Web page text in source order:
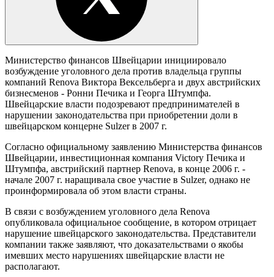
Министерство финансов Швейцарии инициировало
возбуждение уголовного дела против владельца группы
компаний Renova Виктора Вексельберга и двух австрийских
бизнесменов - Ронни Печика и Георга Штумпфа.
Швейцарские власти подозревают предпринимателей в
нарушении законодательства при приобретении доли в
швейцарском концерне Sulzer в 2007 г.
Согласно официальному заявлению Министерства финансов
Швейцарии, инвестиционная компания Victory Печика и
Штумпфа, австрийский партнер Renova, в конце 2006 г. -
начале 2007 г. наращивала свое участие в Sulzer, однако не
проинформировала об этом власти страны.
В связи с возбуждением уголовного дела Renova
опубликовала официальное сообщение, в котором отрицает
нарушение швейцарского законодательства. Представители
компании также заявляют, что доказательствами о якобы
имевших место нарушениях швейцарские власти не
располагают.